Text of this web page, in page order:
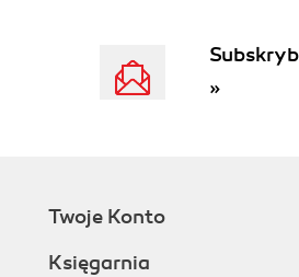
»
Twoje Konto
Księgarnia